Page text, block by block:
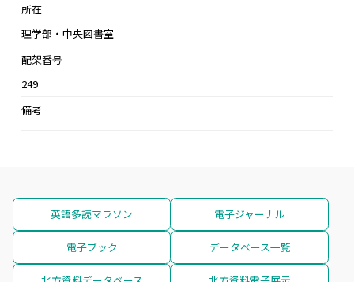
所在
理学部・中央図書室
配架番号
249
備考
英語多読マラソン 電子ジャーナル
電子ブック データベース一覧